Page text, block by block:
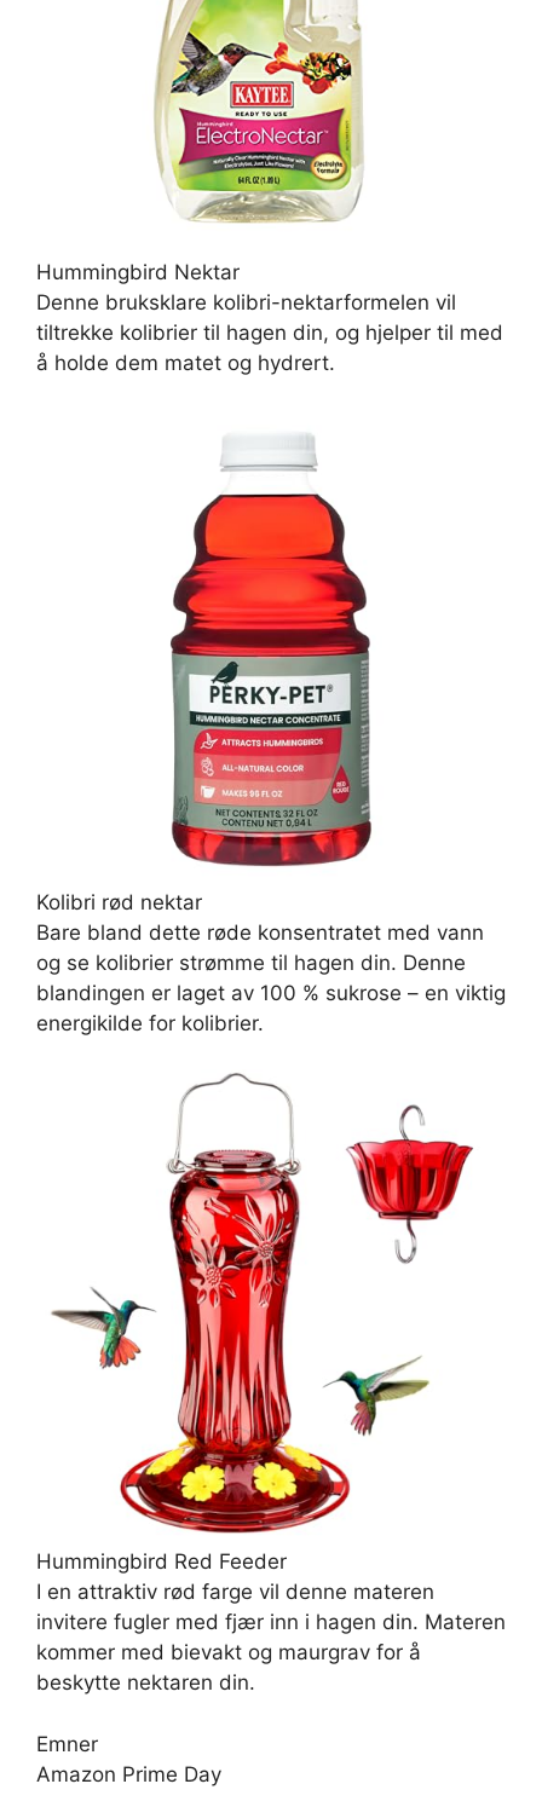
Hummingbird Nektar
Denne bruksklare kolibri-nektarformelen vil
tiltrekke kolibrier til hagen din, og hjelper til med
å holde dem matet og hydrert.
Kolibri rød nektar
Bare bland dette røde konsentratet med vann
og se kolibrier strømme til hagen din. Denne
blandingen er laget av 100 % sukrose – en viktig
energikilde for kolibrier.
Hummingbird Red Feeder
I en attraktiv rød farge vil denne materen
invitere fugler med fjær inn i hagen din. Materen
kommer med bievakt og maurgrav for å
beskytte nektaren din.
Emner
Amazon Prime Day